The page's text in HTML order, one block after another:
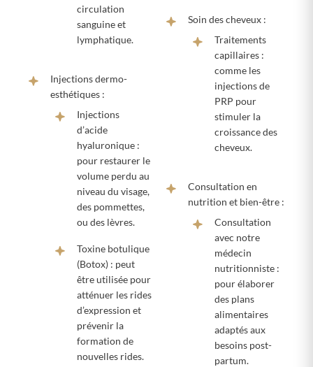
circulation
sanguine et
lymphatique.
Injections dermo-
esthétiques :
Injections
d’acide
hyaluronique :
pour restaurer le
volume perdu au
niveau du visage,
des pommettes,
ou des lèvres.
Toxine botulique
(Botox) : peut
être utilisée pour
atténuer les rides
d’expression et
prévenir la
formation de
nouvelles rides.
Soin des cheveux :
Traitements
capillaires :
comme les
injections de
PRP pour
stimuler la
croissance des
cheveux.
Consultation en
nutrition et bien-être :
Consultation
avec notre
médecin
nutritionniste :
pour élaborer
des plans
alimentaires
adaptés aux
besoins post-
partum.